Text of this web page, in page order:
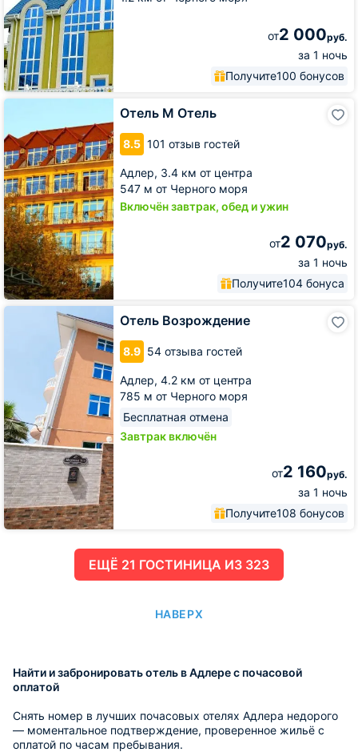
от2 000руб.
за 1 ночь
Получите100 бонусов
Отель М Отель
8.5 101 отзыв гостей
Адлер, 3.4 км от центра
547 м от Черного моря
Включён завтрак, обед и ужин
от2 070руб.
за 1 ночь
Получите104 бонуса
Отель
Отель
Отель Возрождение
8.9 54 отзыва гостей
Адлер, 4.2 км от центра
785 м от Черного моря
Бесплатная отмена
Завтрак включён
от2 160руб.
за 1 ночь
Получите108 бонусов
Отель
Возрождение
ЕЩË 21 ГОСТИНИЦА ИЗ 323
НАВЕРХ
Найти и забронировать отель в Адлере с почасовой
оплатой
Снять номер в лучших почасовых отелях Адлера недорого
— моментальное подтверждение, проверенное жильё с
оплатой по часам пребывания.